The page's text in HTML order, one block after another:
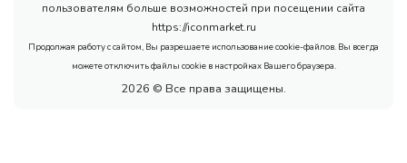
пользователям больше возможностей при посещении сайта
https://iconmarket.ru
Продолжая работу с сайтом, Вы разрешаете использование cookie-файлов. Вы всегда
можете отключить файлы cookie в настройках Вашего браузера.
2026 © Все права защищены.